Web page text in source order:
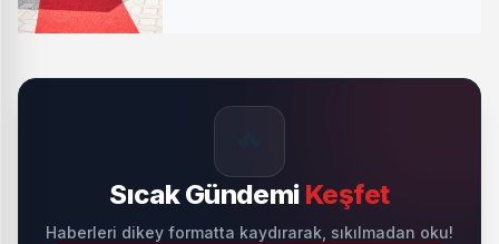
Sıcak Gündemi Keşfet
Haberleri dikey formatta kaydırarak, sıkılmadan oku!